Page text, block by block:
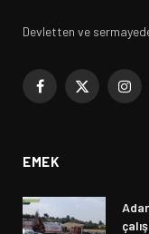
Devletten ve
Facebook
X
EMEK